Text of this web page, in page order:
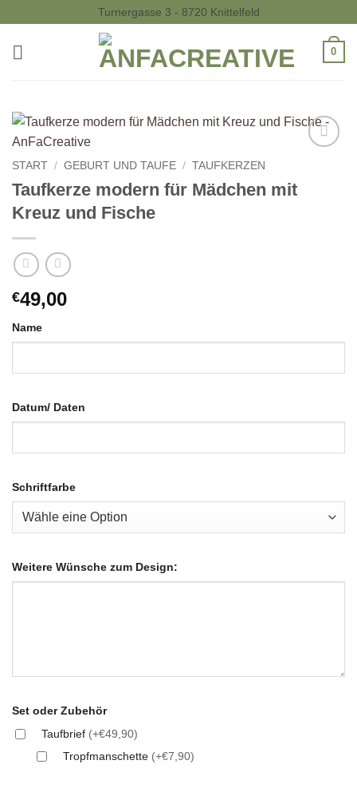
springen
Turnergasse 3 - 8720 Knittelfeld
0
START / GEBURT UND TAUFE / TAUFKERZEN
Taufkerze modern für Mädchen mit
Kreuz und Fische
€49,00
Name
Datum/ Daten
Schriftfarbe
Weitere Wünsche zum Design:
Set oder Zubehör
Taufbrief (+€49,90)
Tropfmanschette (+€7,90)